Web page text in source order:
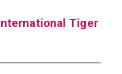
Tiger